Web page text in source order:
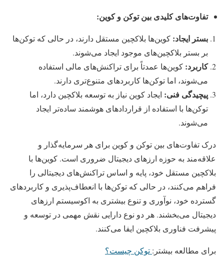
تفاوت‌های کلیدی بین توکن و کوین:
بستر ایجاد: کوین‌ها بلاکچین مستقل دارند، در حالی که توکن‌ها
بر بستر بلاکچین‌های موجود ایجاد می‌شوند.
کاربرد: کوین‌ها عمدتاً برای تراکنش‌های مالی استفاده
می‌شوند، اما توکن‌ها کاربردهای متنوع‌تری دارند.
پیچیدگی فنی: ایجاد کوین نیاز به توسعه بلاکچین دارد، اما
توکن‌ها با استفاده از قراردادهای هوشمند ساده‌تر ایجاد
می‌شوند.
درک تفاوت‌های بین توکن و کوین برای هر سرمایه‌گذار و
علاقه‌مند به حوزه ارزهای دیجیتال ضروری است. کوین‌ها با
بلاکچین مستقل خود، پایه و اساس تراکنش‌های دیجیتالی را
فراهم می‌کنند، در حالی که توکن‌ها با انعطاف‌پذیری و کاربردهای
گسترده خود، نوآوری و تنوع بیشتری به اکوسیستم ارزهای
دیجیتال می‌بخشند. هر دو نوع دارایی نقش مهمی در توسعه و
پیشرفت فناوری بلاکچین ایفا می‌کنند.
برای مطالعه بیشتر: توکن چیست؟